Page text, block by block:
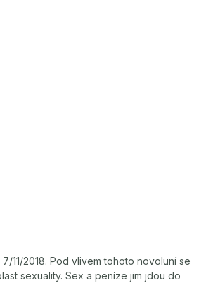
11/2018. Pod vlivem tohoto novoluní se
sexuality. Sex a peníze jim jdou do